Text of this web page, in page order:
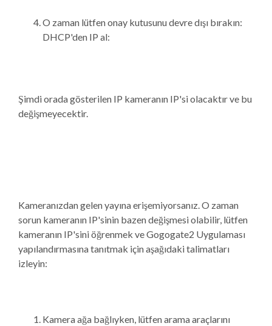
O zaman lütfen onay kutusunu devre dışı bırakın:
DHCP'den IP al:
Şimdi orada gösterilen IP kameranın IP'si olacaktır ve bu
değişmeyecektir.
Kameranızdan gelen yayına erişemiyorsanız. O zaman
sorun kameranın IP'sinin bazen değişmesi olabilir, lütfen
kameranın IP'sini öğrenmek ve Gogogate2 Uygulaması
yapılandırmasına tanıtmak için aşağıdaki talimatları
izleyin:
Kamera ağa bağlıyken, lütfen arama araçlarını